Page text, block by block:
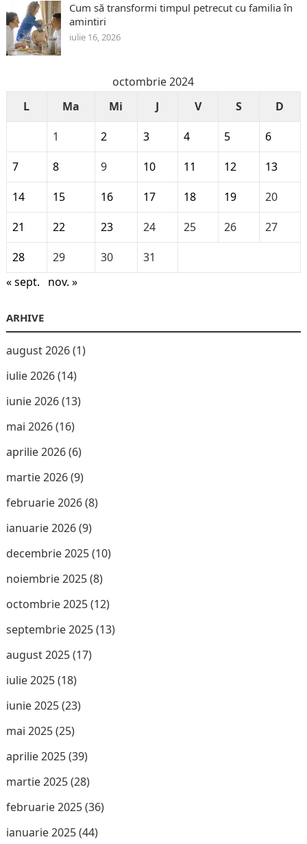
Cum să transformi timpul petrecut cu familia în
amintiri
iulie 16, 2026
octombrie 2024
L
Ma Mi J V S
D
1
2 3 4 5
6
7
8 9 10 11 12
13
14
15 16 17 18 19
20
21
22 23 24 25 26
27
28
29 30
31
« sept.
nov. »
ARHIVE
august 2026(1)
iulie 2026(14)
iunie 2026(13)
mai 2026(16)
aprilie 2026(6)
martie 2026(9)
februarie 2026(8)
ianuarie 2026(9)
decembrie 2025(10)
noiembrie 2025(8)
octombrie 2025(12)
septembrie 2025(13)
august 2025(17)
iulie 2025(18)
iunie 2025(23)
mai 2025(25)
aprilie 2025(39)
martie 2025(28)
februarie 2025(36)
ianuarie 2025(44)